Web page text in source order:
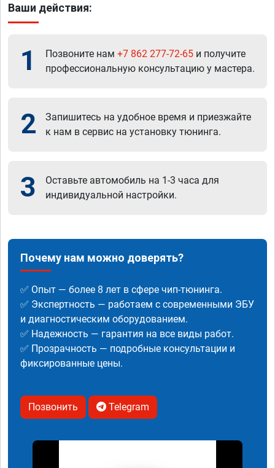
Ваши действия:
1 Позвоните нам +7 862 277-72-65 и получите
профессиональную консультацию у мастера.
2
Запишитесь на удобное время и приезжайте
к нам в сервис на установку тюнинга.
3
Оставьте автомобиль на 1-3 часа для
индивидуальной настройки.
Почему нам можно доверять?
✅ Опыт — более 8 лет в сфере чип-тюнинга.
✅ Экспертность — работаем с современными ЭБУ
и диагностическим оборудованием.
✅ Надежность — гарантия на все виды работ.
✅ Прозрачность — подробные консультации и
фиксированные цены.
Позвонить Telegram